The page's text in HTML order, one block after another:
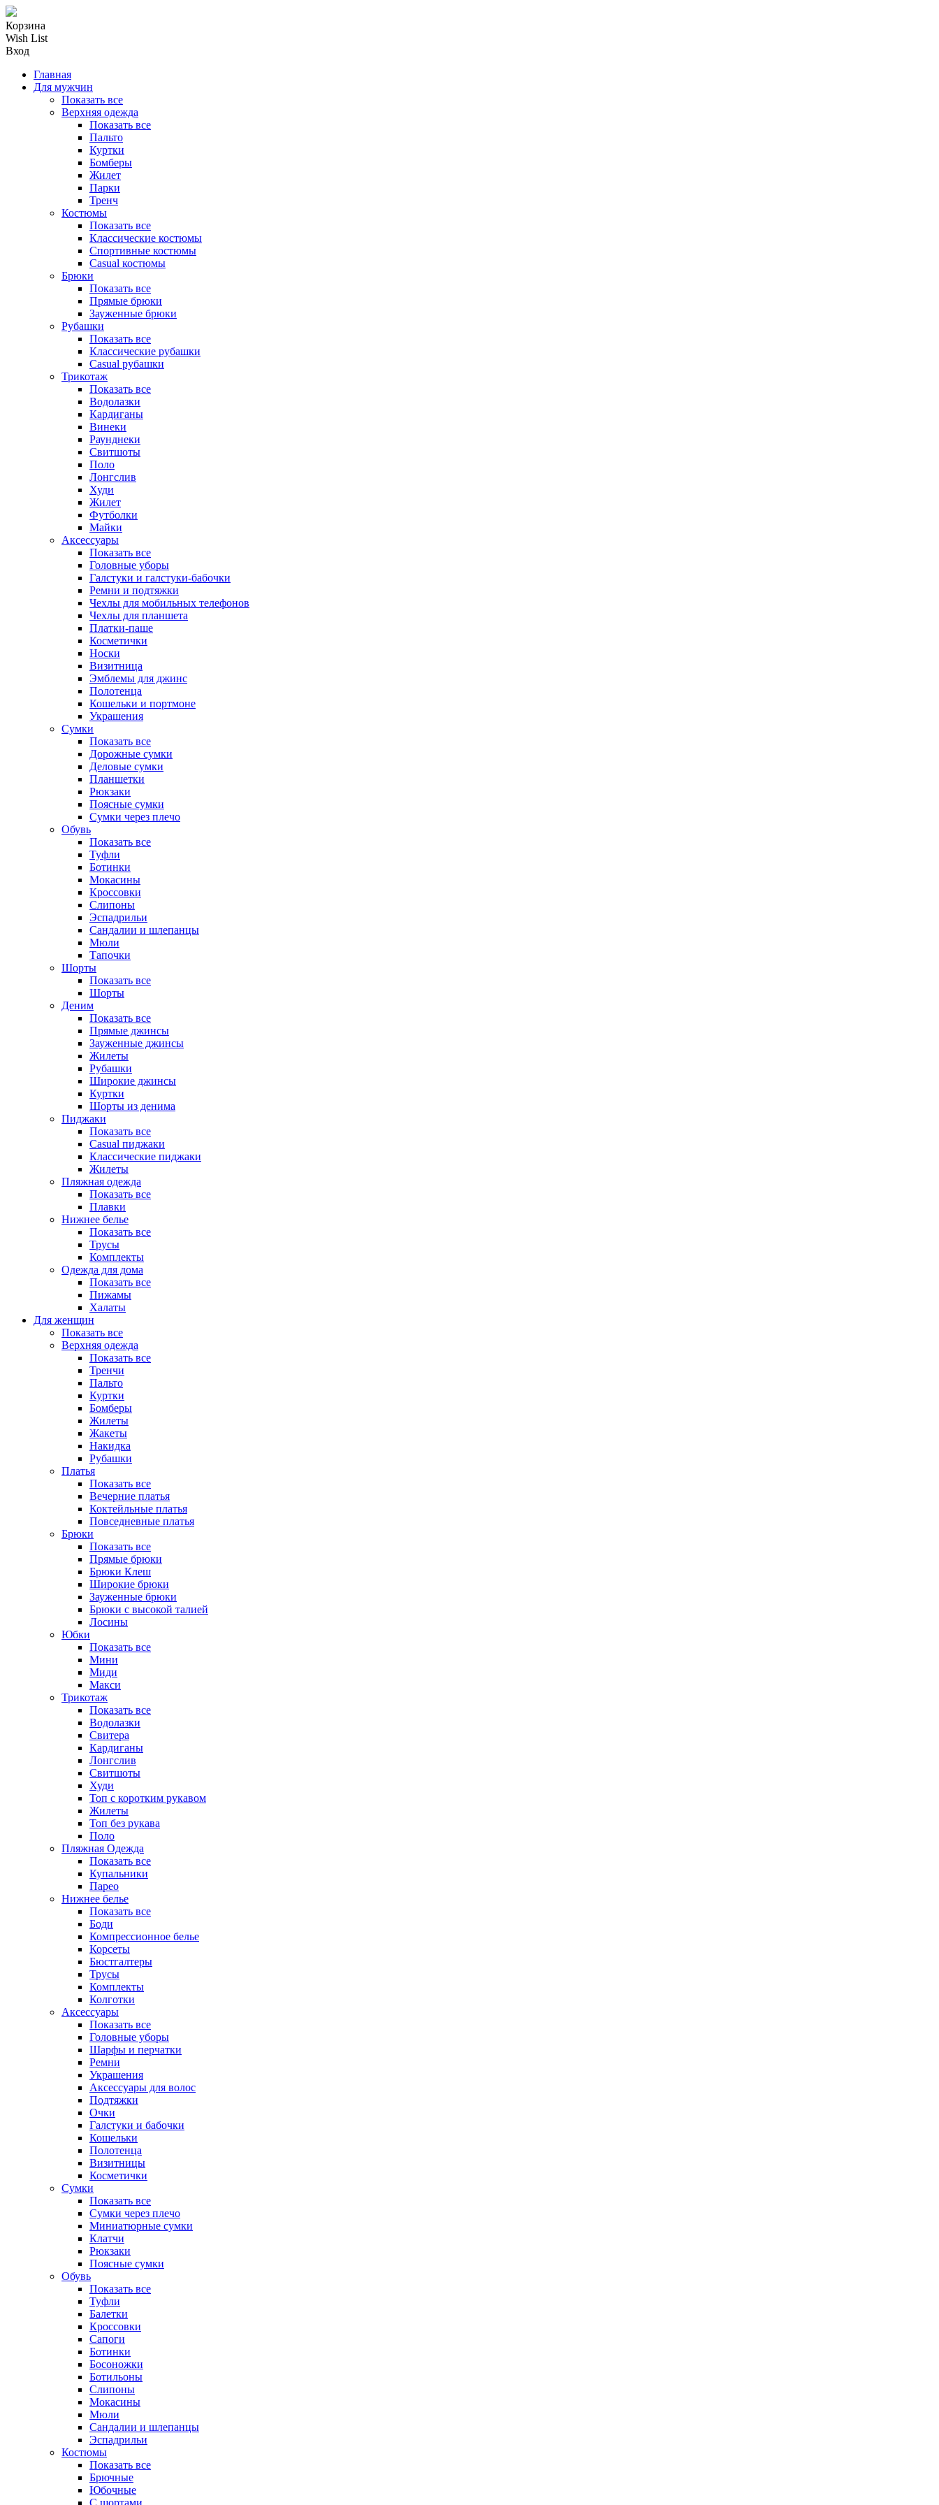
Корзина
Wish List
Вход
Главная
Для мужчин
Показать все
Верхняя одежда
Показать все
Пальто
Куртки
Бомберы
Жилет
Парки
Тренч
Костюмы
Показать все
Классические костюмы
Спортивные костюмы
Casual костюмы
Брюки
Показать все
Прямые брюки
Зауженные брюки
Рубашки
Показать все
Классические рубашки
Casual рубашки
Трикотаж
Показать все
Водолазки
Кардиганы
Винеки
Раунднеки
Свитшоты
Поло
Лонгслив
Худи
Жилет
Футболки
Майки
Аксессуары
Показать все
Головные уборы
Галстуки и галстуки-бабочки
Ремни и подтяжки
Чехлы для мобильных телефонов
Чехлы для планшета
Платки-паше
Косметички
Носки
Визитница
Эмблемы для джинс
Полотенца
Кошельки и портмоне
Украшения
Сумки
Показать все
Дорожные сумки
Деловые сумки
Планшетки
Рюкзаки
Поясные сумки
Сумки через плечо
Обувь
Показать все
Туфли
Ботинки
Мокасины
Кроссовки
Слипоны
Эспадрильи
Сандалии и шлепанцы
Мюли
Тапочки
Шорты
Показать все
Шорты
Деним
Показать все
Прямые джинсы
Зауженные джинсы
Жилеты
Рубашки
Широкие джинсы
Куртки
Шорты из денима
Пиджаки
Показать все
Casual пиджаки
Классические пиджаки
Жилеты
Пляжная одежда
Показать все
Плавки
Нижнее белье
Показать все
Трусы
Комплекты
Одежда для дома
Показать все
Пижамы
Халаты
Для женщин
Показать все
Верхняя одежда
Показать все
Тренчи
Пальто
Куртки
Бомберы
Жилеты
Жакеты
Накидка
Рубашки
Платья
Показать все
Вечерние платья
Коктейльные платья
Повседневные платья
Брюки
Показать все
Прямые брюки
Брюки Клеш
Широкие брюки
Зауженные брюки
Брюки с высокой талией
Лосины
Юбки
Показать все
Мини
Миди
Макси
Трикотаж
Показать все
Водолазки
Свитера
Кардиганы
Лонгслив
Свитшоты
Худи
Топ с коротким рукавом
Жилеты
Топ без рукава
Поло
Пляжная Одежда
Показать все
Купальники
Парео
Нижнее белье
Показать все
Боди
Компрессионное белье
Корсеты
Бюстгалтеры
Трусы
Комплекты
Колготки
Аксессуары
Показать все
Головные уборы
Шарфы и перчатки
Ремни
Украшения
Аксессуары для волос
Подтяжки
Очки
Галстуки и бабочки
Кошельки
Полотенца
Визитницы
Косметички
Сумки
Показать все
Сумки через плечо
Миниатюрные cумки
Клатчи
Рюкзаки
Поясные сумки
Обувь
Показать все
Туфли
Балетки
Кроссовки
Сапоги
Ботинки
Босоножки
Ботильоны
Слипоны
Мокасины
Мюли
Сандалии и шлепанцы
Эспадрильи
Костюмы
Показать все
Брючные
Юбочные
С шортами